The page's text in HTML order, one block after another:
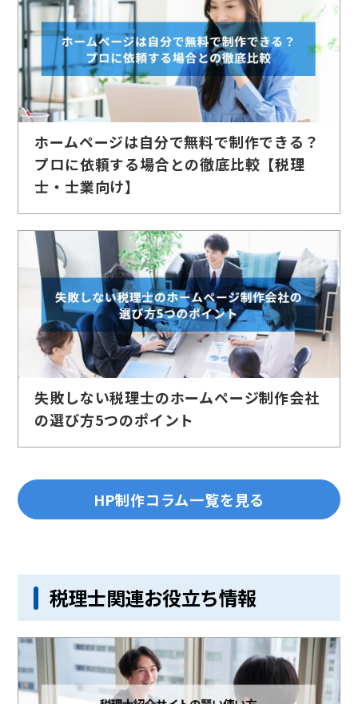
ホームページは自分で無料で制作できる？
プロに依頼する場合との徹底比較【税理
士・士業向け】
失敗しない税理士のホームページ制作会社
の選び方5つのポイント
HP制作コラム一覧を見る
税理士関連お役立ち情報